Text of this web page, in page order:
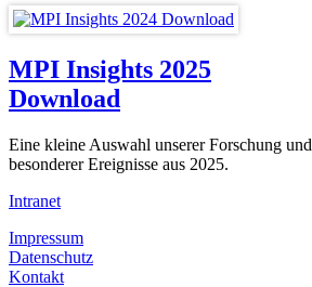
MPI Insights 2025
Download
Eine kleine Auswahl unserer Forschung und
besonderer Ereignisse aus 2025.
Intranet
Impressum
Datenschutz
Kontakt